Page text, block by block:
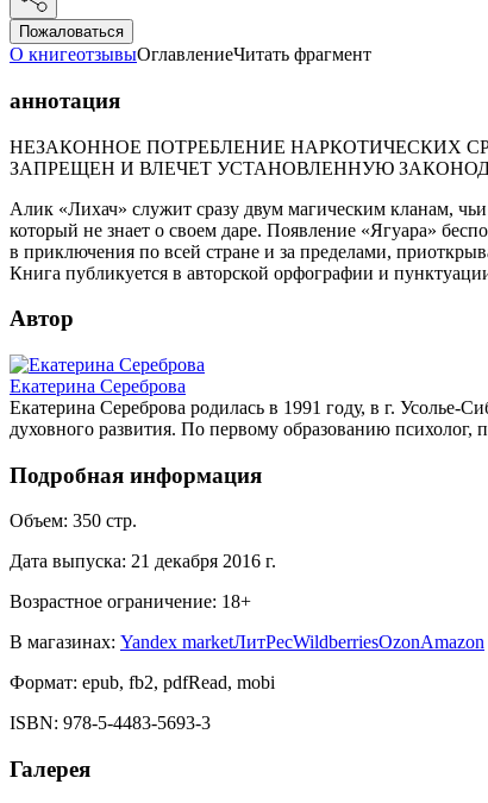
Пожаловаться
О книгеотзывыОглавлениеЧитать фрагмент
аннотация
НЕЗАКОННОЕ ПОТРЕБЛЕНИЕ НАРКОТИЧЕСКИХ
ЗАПРЕЩЕН И ВЛЕЧЕТ УСТАНОВЛЕННУЮ
Алик «Лихач» служит сразу двум магическим кланам,
который не знает о своем даре. Появление «Ягуара»
в приключения по всей стране и за пределами,
Книга публикуется в авторской орфографии и
Автор
Екатерина Сереброва
Екатерина Сереброва родилась в 1991 году, в г.
духовного развития. По первому образованию
Подробная информация
Объем: 350 стр.
Дата выпуска: 21 декабря 2016 г.
Возрастное ограничение: 18+
В магазинах: Yandex marketЛитРесWildberriesOzonAmazon
Формат: epub, fb2, pdfRead, mobi
ISBN: 978-5-4483-5693-3
Галерея